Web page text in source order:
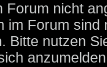
Forum nicht
im Forum
Bitte nutzen